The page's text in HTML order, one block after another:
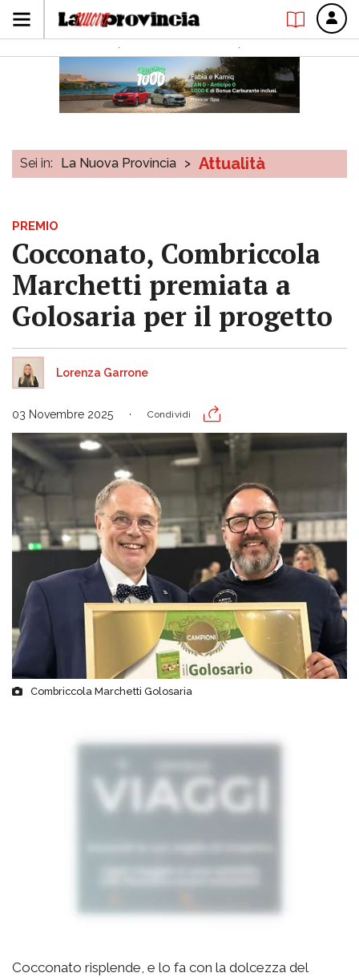
Sei in: La Nuova Provincia > Attualità
PREMIO
Cocconato, Combriccola
Marchetti premiata a
Golosaria per il progetto
Lorenza Garrone
03 Novembre 2025 Condividi
Combriccola Marchetti Golosaria
Cocconato risplende, e lo fa con la dolcezza del